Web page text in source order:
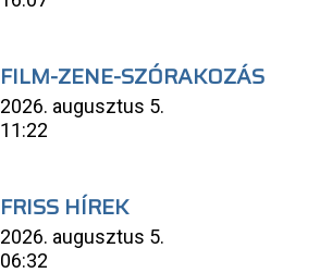
FILM-ZENE-SZÓRAKOZÁS
2026. augusztus 5.
11:22
FRISS HÍREK
2026. augusztus 5.
06:32